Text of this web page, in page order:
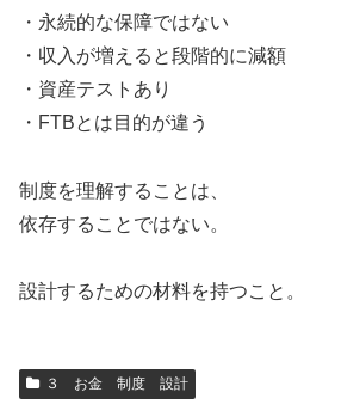
・永続的な保障ではない
・収入が増えると段階的に減額
・資産テストあり
・FTBとは目的が違う
制度を理解することは、
依存することではない。
設計するための材料を持つこと。
３ お金 制度 設計